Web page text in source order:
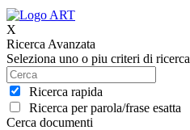
X
Ricerca Avanzata
Seleziona uno o piu criteri di ricerca
Ricerca rapida
Ricerca per parola/frase esatta
Cerca documenti